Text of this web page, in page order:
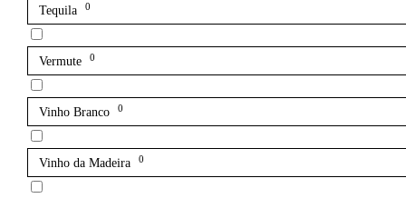
Tequila 0
Vermute 0
Vinho Branco 0
Vinho da Madeira 0